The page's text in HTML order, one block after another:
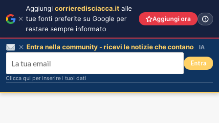
Aggiungi corrieredisciacca.it alle
tue fonti preferite su Google per
restare sempre informato
Aggiungi ora
Entra nella community - ricevi le notizie che contano IA
Entra
Clicca qui per inserire i tuoi dati